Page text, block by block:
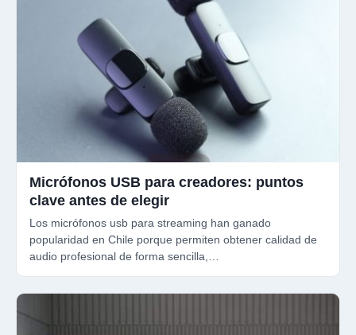
Micrófonos USB para creadores: puntos
clave antes de elegir
Los micrófonos usb para streaming han ganado
popularidad en Chile porque permiten obtener calidad de
audio profesional de forma sencilla,…